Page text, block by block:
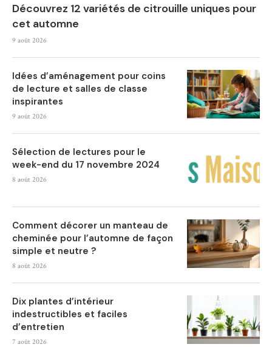
Découvrez 12 variétés de citrouille uniques pour
cet automne
9 août 2026
Idées d’aménagement pour coins
de lecture et salles de classe
inspirantes
9 août 2026
Sélection de lectures pour le
week-end du 17 novembre 2024
8 août 2026
Comment décorer un manteau de
cheminée pour l’automne de façon
simple et neutre ?
8 août 2026
Dix plantes d’intérieur
indestructibles et faciles
d’entretien
7 août 2026